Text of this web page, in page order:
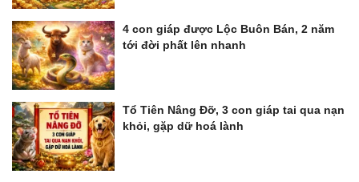
4 con giáp được Lộc Buôn Bán, 2 năm
tới đời phất lên nhanh
Tổ Tiên Nâng Đỡ, 3 con giáp tai qua nạn
khỏi, gặp dữ hoá lành